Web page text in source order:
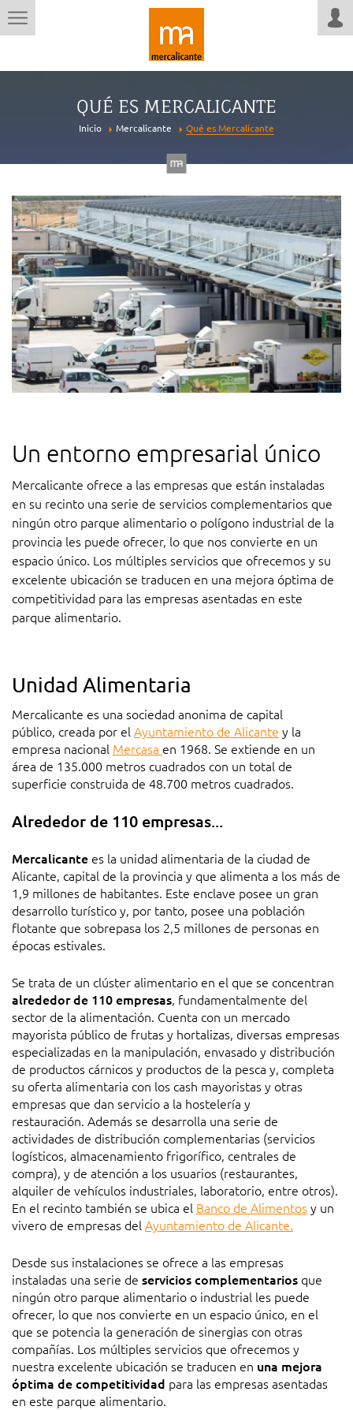
QUÉ ES MERCALICANTE
Inicio Mercalicante Qué es Mercalicante
Un entorno empresarial único
Mercalicante ofrece a las empresas que están instaladas
en su recinto una serie de servicios complementarios que
ningún otro parque alimentario o polígono industrial de la
provincia les puede ofrecer, lo que nos convierte en un
espacio único. Los múltiples servicios que ofrecemos y su
excelente ubicación se traducen en una mejora óptima de
competitividad para las empresas asentadas en este
parque alimentario.
Unidad Alimentaria
Mercalicante es una sociedad anonima de capital
público, creada por el Ayuntamiento de Alicante y la
empresa nacional Mercasa en 1968. Se extiende en un
área de 135.000 metros cuadrados con un total de
superficie construida de 48.700 metros cuadrados.
Alrededor de 110 empresas...
Mercalicante es la unidad alimentaria de la ciudad de
Alicante, capital de la provincia y que alimenta a los más de
1,9 millones de habitantes. Este enclave posee un gran
desarrollo turístico y, por tanto, posee una población
flotante que sobrepasa los 2,5 millones de personas en
épocas estivales.
Se trata de un clúster alimentario en el que se concentran
alrededor de 110 empresas, fundamentalmente del
sector de la alimentación. Cuenta con un mercado
mayorista público de frutas y hortalizas, diversas empresas
especializadas en la manipulación, envasado y distribución
de productos cárnicos y productos de la pesca y, completa
su oferta alimentaria con los cash mayoristas y otras
empresas que dan servicio a la hostelería y
restauración. Además se desarrolla una serie de
actividades de distribución complementarias (servicios
logísticos, almacenamiento frigorífico, centrales de
compra), y de atención a los usuarios (restaurantes,
alquiler de vehículos industriales, laboratorio, entre otros).
En el recinto también se ubica el Banco de Alimentosy un
vivero de empresas del Ayuntamiento de Alicante.
Desde sus instalaciones se ofrece a las empresas
instaladas una serie de servicios complementarios que
ningún otro parque alimentario o industrial les puede
ofrecer, lo que nos convierte en un espacio único, en el
que se potencia la generación de sinergias con otras
compañías. Los múltiples servicios que ofrecemos y
nuestra excelente ubicación se traducen en una mejora
óptima de competitividad para las empresas asentadas
en este parque alimentario.